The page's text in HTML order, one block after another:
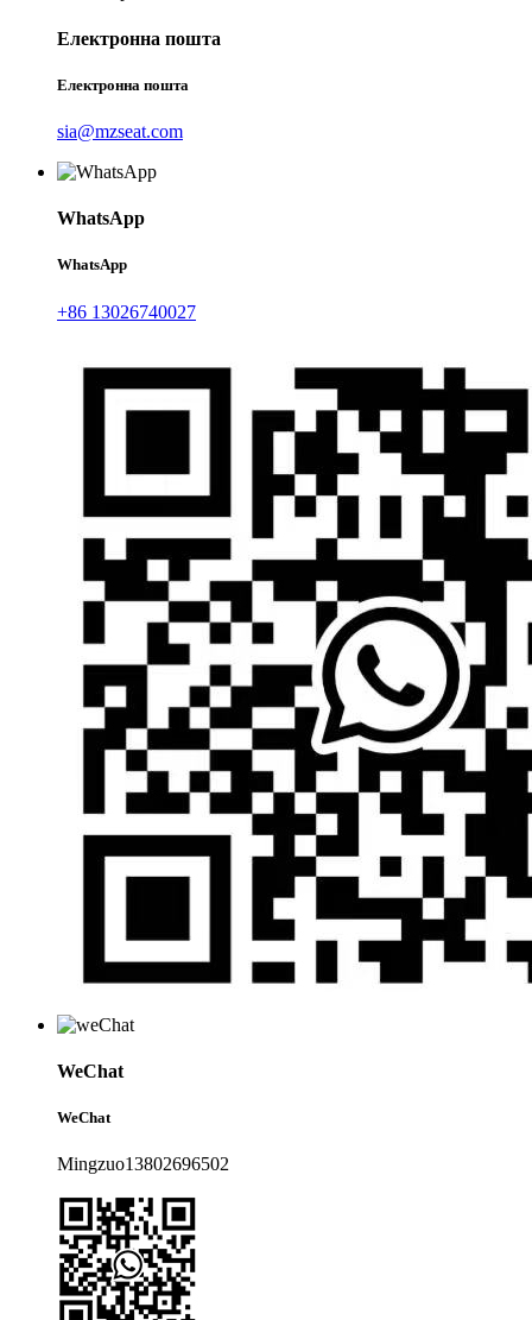
Електронна пошта
Електронна пошта
sia@mzseat.com
WhatsApp
WhatsApp
+86 13026740027
WeChat
WeChat
Mingzuo13802696502